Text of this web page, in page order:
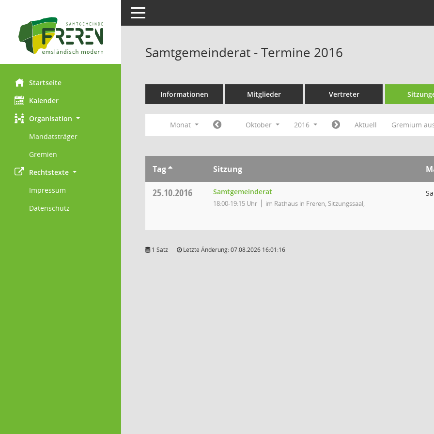
Startseite
Kalender
Organisation
Mandatsträger
Gremien
Rechtstexte
Impressum
Datenschutz
Toggle navigation
Samtgemeinderat - Termine 2016
Informationen Mitglieder Vertreter
Monat Oktober 2016 Aktuell Gremium
Tag Sitzung
25.10.2016 Samtgemeinderat
18:00-19:15 Uhr im Rathaus in Freren, Sitzungssaal,
1 Satz Letzte Änderung: 07.08.2026 16:01:16